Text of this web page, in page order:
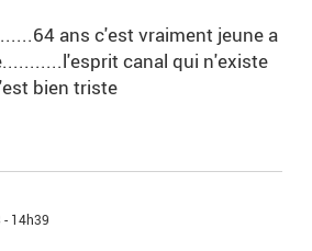
ans c'est vraiment jeune a
canal qui n'existe
bien triste
14h39